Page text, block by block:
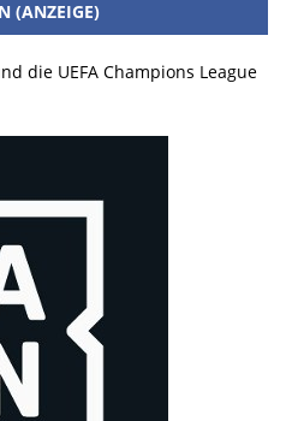
(ANZEIGE)
die UEFA Champions League